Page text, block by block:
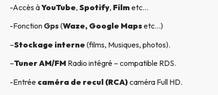
-Accès àYouTube, Spotify, Film etc…
-Fonction Gps (Waze, Google Mapsetc…)
–Stockage interne (films, Musiques, photos).
–Tuner AM/FM Radio intégré – compatible RDS.
-Entrée caméra de recul (RCA)caméra Full HD.